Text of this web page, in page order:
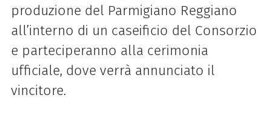
produzione del Parmigiano Reggiano
all’interno di un caseificio del Consorzio
e parteciperanno alla cerimonia
ufficiale, dove verrà annunciato il
vincitore.